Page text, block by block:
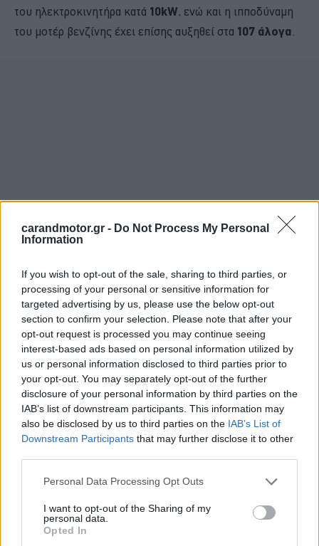
carandmotor.gr - Do Not Process My Personal
Information
If you wish to opt-out of the sale, sharing to third parties, or
processing of your personal or sensitive information for
targeted advertising by us, please use the below opt-out
section to confirm your selection. Please note that after your
opt-out request is processed you may continue seeing
interest-based ads based on personal information utilized by
us or personal information disclosed to third parties prior to
your opt-out. You may separately opt-out of the further
disclosure of your personal information by third parties on the
IAB’s list of downstream participants. This information may
also be disclosed by us to third parties on the IAB’s List of
Downstream Participants that may further disclose it to other
Please note that this website/app uses one or more Google
not limited to your visit or usage behaviour. You may click to
grant or deny consent to Google and its third-party tags to
use your data for below specified purposes in below Google
Personal Data Processing Opt Outs
I want to opt-out of the Sharing of my
personal data.
Opted In
του ηλεκτροκινητήρα κατά 10kW, ενώ και η ιπποδύναμη
του μοτέρ βενζίνης έχει επίσης αυξηθεί στα 107 άλογα.